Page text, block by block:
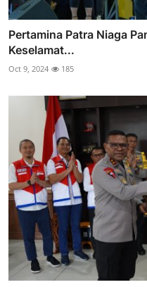
Pertamina Patra Niaga
Keselamat...
Oct 9, 2024 185